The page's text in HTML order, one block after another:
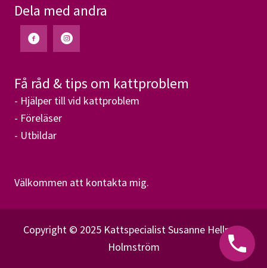
Dela med andra
Få råd & tips om kattproblem
- Hjälper till vid kattproblem
- Föreläser
- Utbildar
Välkommen att kontakta mig.
Copyright © 2025 Kattspecialist Susanne Hellman
Holmström